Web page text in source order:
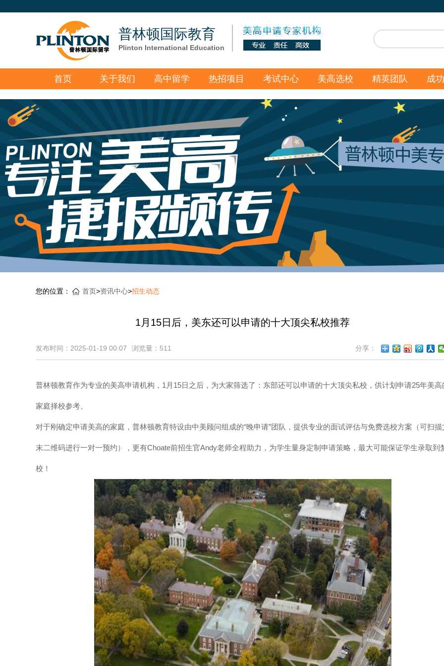
普林顿国际教育
Plinton International Education
首页 关于我们 高中留学 热招项目 考试中心 美高选校 精英团队 成
您的位置： 首页>资讯中心>招生动态
1月15日后，美东还可以申请的十大顶尖私校推荐
发布时间：2025-01-19 00:07 浏览量： 511 分享：
普林顿教育作为专业的美高申请机构，1月15日之后，为大家筛选了：东部还可以申请的十大顶尖私校，供计划申请25年美高
家庭择校参考。
对于刚确定申请美高的家庭，普林顿教育特设由中美顾问组成的“晚申请”团队，提供专业的面试评估与免费选校方案（可扫描
末二维码进行一对一预约），更有Choate前招生官Andy老师全程助力，为学生量身定制申请策略，最大可能保证学生录取到
校！